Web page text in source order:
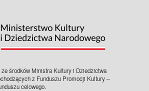
pozostałości w latach 1955 -
w obiegu od 29 VI 1902.
ze środków Ministra Kultury i Dziedzictwa
z Funduszu Promocji Kultury –
celowego.